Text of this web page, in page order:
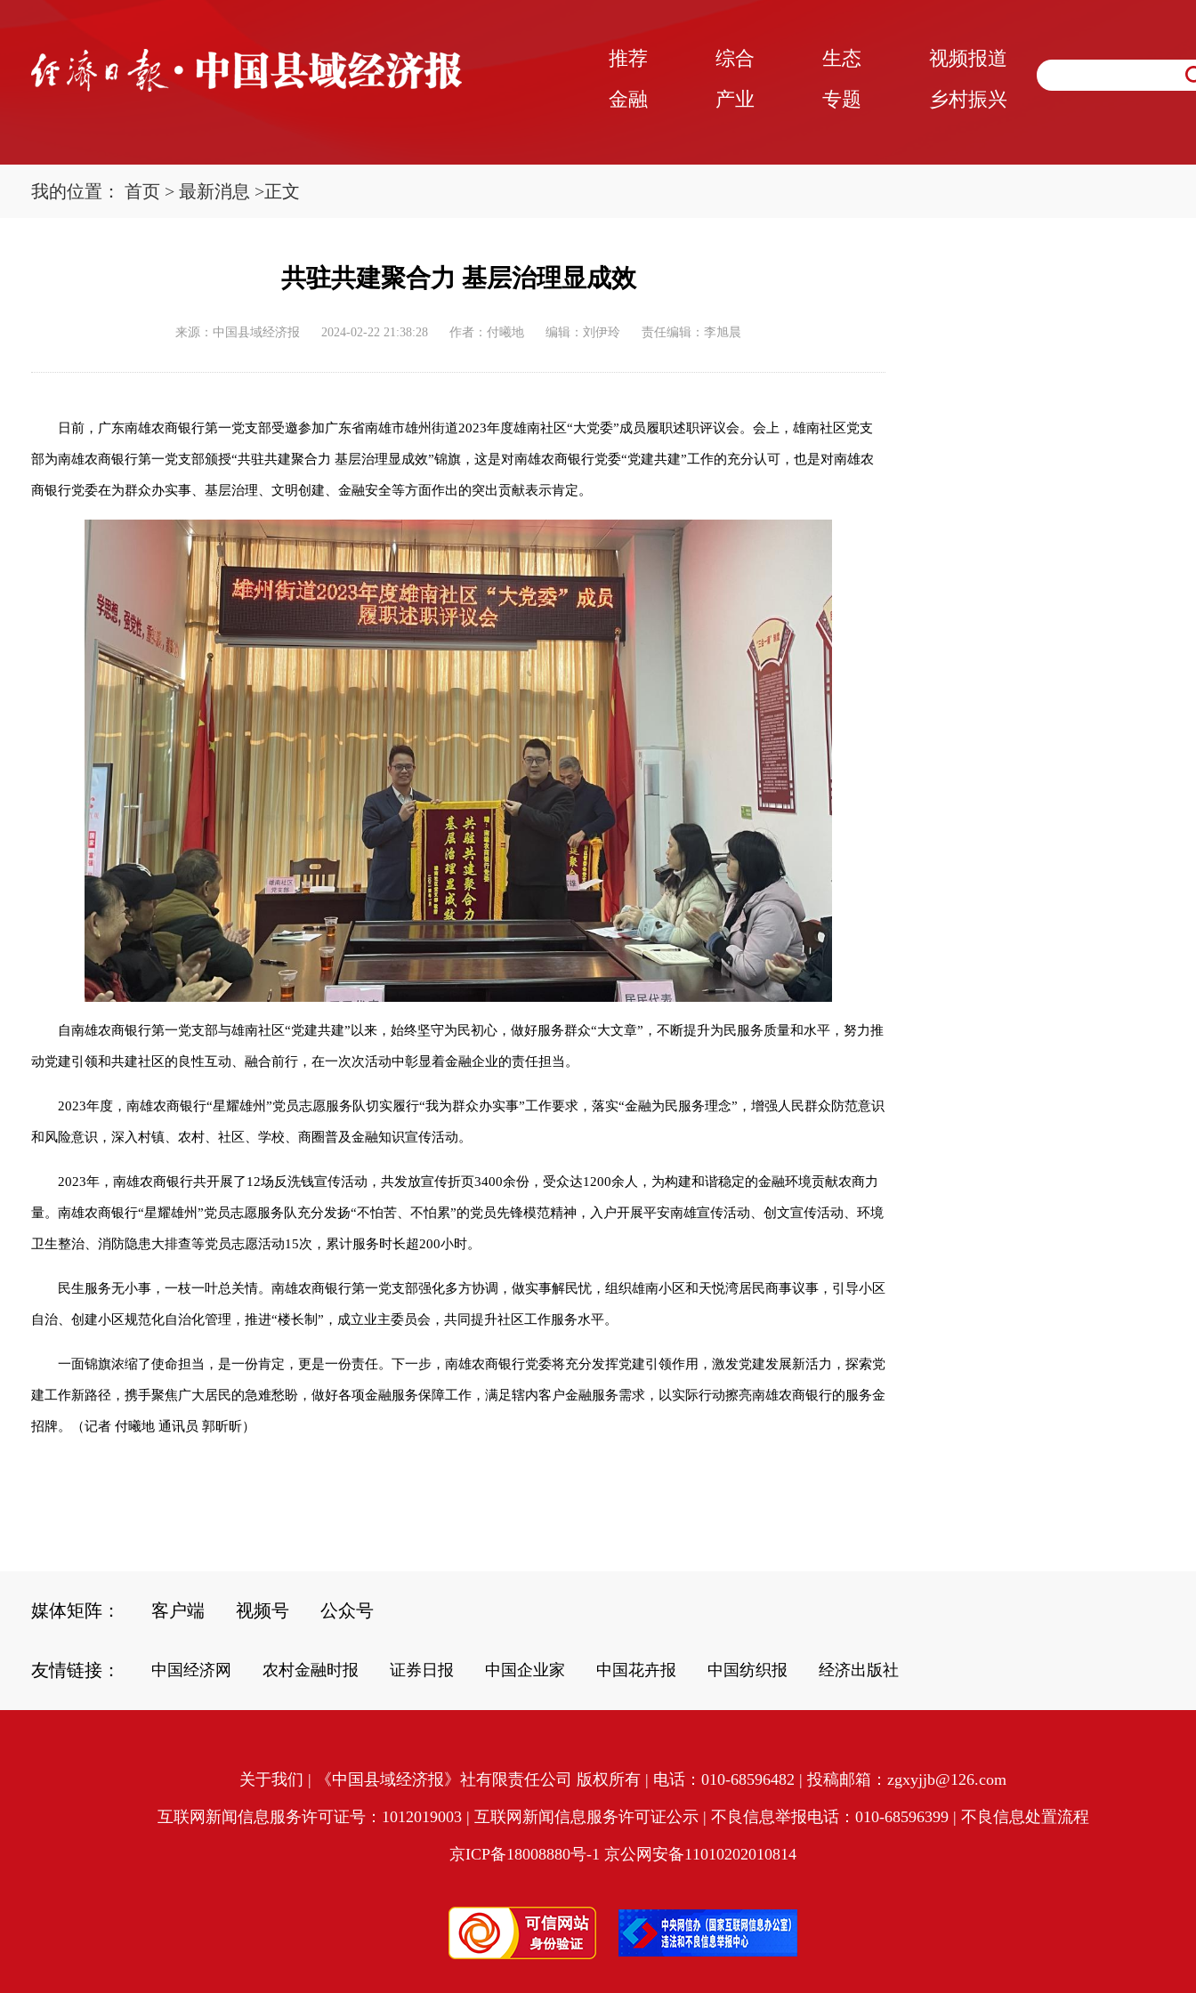
推荐 综合 生态
视频报道
金融
产业 专题 乡村振兴
我的位置： 首页 > 最新消息 >正文
共驻共建聚合力 基层治理显成效
来源：中国县域经济报 2024-02-22 21:38:28 作者：付曦地 编辑：刘伊玲 责任编辑：李旭晨
日前，广东南雄农商银行第一党支部受邀参加广东省南雄市雄州街道2023年度雄南社区“大党委”成员履职述职评议会。会上，雄南社区党支
部为南雄农商银行第一党支部颁授“共驻共建聚合力 基层治理显成效”锦旗，这是对南雄农商银行党委“党建共建”工作的充分认可，也是对南雄农
商银行党委在为群众办实事、基层治理、文明创建、金融安全等方面作出的突出贡献表示肯定。
自南雄农商银行第一党支部与雄南社区“党建共建”以来，始终坚守为民初心，做好服务群众“大文章”，不断提升为民服务质量和水平，努力推
动党建引领和共建社区的良性互动、融合前行，在一次次活动中彰显着金融企业的责任担当。
2023年度，南雄农商银行“星耀雄州”党员志愿服务队切实履行“我为群众办实事”工作要求，落实“金融为民服务理念”，增强人民群众防范意识
和风险意识，深入村镇、农村、社区、学校、商圈普及金融知识宣传活动。
2023年，南雄农商银行共开展了12场反洗钱宣传活动，共发放宣传折页3400余份，受众达1200余人，为构建和谐稳定的金融环境贡献农商力
量。南雄农商银行“星耀雄州”党员志愿服务队充分发扬“不怕苦、不怕累”的党员先锋模范精神，入户开展平安南雄宣传活动、创文宣传活动、环境
卫生整治、消防隐患大排查等党员志愿活动15次，累计服务时长超200小时。
民生服务无小事，一枝一叶总关情。南雄农商银行第一党支部强化多方协调，做实事解民忧，组织雄南小区和天悦湾居民商事议事，引导小区
自治、创建小区规范化自治化管理，推进“楼长制”，成立业主委员会，共同提升社区工作服务水平。
一面锦旗浓缩了使命担当，是一份肯定，更是一份责任。下一步，南雄农商银行党委将充分发挥党建引领作用，激发党建发展新活力，探索党
建工作新路径，携手聚焦广大居民的急难愁盼，做好各项金融服务保障工作，满足辖内客户金融服务需求，以实际行动擦亮南雄农商银行的服务金
招牌。（记者 付曦地 通讯员 郭昕昕）
媒体矩阵： 客户端 视频号 公众号
友情链接： 中国经济网 农村金融时报 证券日报 中国企业家 中国花卉报 中国纺织报 经济出版社
关于我们 | 《中国县域经济报》社有限责任公司 版权所有 | 电话：010-68596482 | 投稿邮箱：zgxyjjb@126.com
互联网新闻信息服务许可证号：1012019003 | 互联网新闻信息服务许可证公示| 不良信息举报电话：010-68596399 | 不良信息处置流程
京ICP备18008880号-1 京公网安备11010202010814